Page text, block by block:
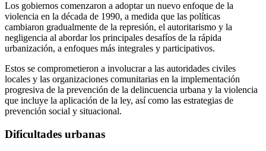
Los gobiernos comenzaron a adoptar un nuevo enfoque de la
violencia en la década de 1990, a medida que las políticas
cambiaron gradualmente de la represión, el autoritarismo y la
negligencia al abordar los principales desafíos de la rápida
urbanización, a enfoques más integrales y participativos.
Estos se comprometieron a involucrar a las autoridades civiles
locales y las organizaciones comunitarias en la implementación
progresiva de la prevención de la delincuencia urbana y la violencia
que incluye la aplicación de la ley, así como las estrategias de
prevención social y situacional.
Dificultades urbanas